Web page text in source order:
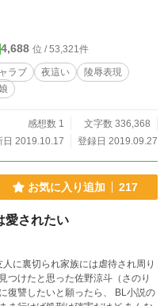
手な方はタカシ編は流した方がい
一部変更しています。 前回、
から、ラストまでまた頑張るつも
4,688 位 / 53,321件
ラブ 夜這い
陵辱表現
感想数 1
文字数 336,368
日 2019.10.17
登録日 2019.09.27
お気に入り追加 217
愛されたい
つけたと思った佐野涼斗（さのり